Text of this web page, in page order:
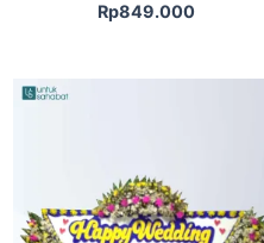
Rp849.000